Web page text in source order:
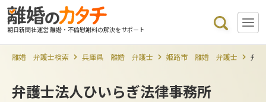
朝日新聞社運営 離婚・不倫慰謝料の解決をサポート
離婚 弁護士検索 兵庫県 離婚 弁護士 姫路市 離婚 弁護士 弁
弁護士法人ひいらぎ法律事務所